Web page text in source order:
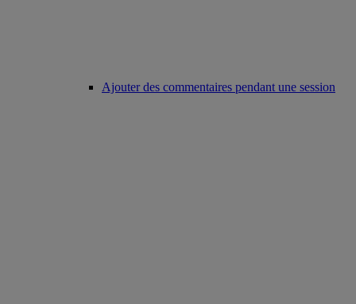
Ajouter des commentaires pendant une session